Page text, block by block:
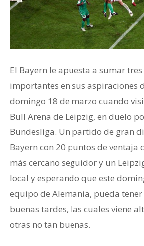
El Bayern le apuesta a sumar
importantes en sus aspiraciones
domingo 18 de marzo cuando
Bull Arena de Leipzig, en duelo
Bundesliga. Un partido de gran
Bayern con 20 puntos de ventaja
más cercano seguidor y un
local y esperando que este
equipo de Alemania, pueda tener
buenas tardes, las cuales viene
otras no tan buenas.